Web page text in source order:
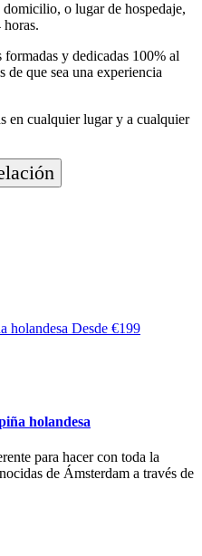
o lugar de hospedaje,
y dedicadas 100% al
que sea una experiencia
en cualquier lugar y a cualquier
holandesa Desde €199
holandesa
para hacer con toda la
de Ámsterdam a través de